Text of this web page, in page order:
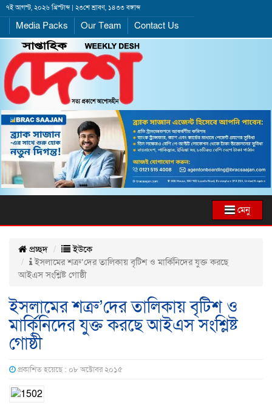
৭ই আগস্ট, ২০২৬ খ্রিস্টাব্দ | ২৩শে শ্রাবণ, ১৪৩৩ বঙ্গাব্দ
Media Packs Our Team Contact Us
মেনু
প্রচ্ছদ
ইউকে
ইসলামের শত্রু’দের তালিকায় বৃটিশ ও মার্কিনিদের যুক্ত করছে
আইএস সংশ্লিষ্ট গোষ্ঠী
ইসলামের শত্রু’দের তালিকায় বৃটিশ ও
মার্কিনিদের যুক্ত করছে আইএস সংশ্লিষ্ট
গোষ্ঠী
প্রকাশিত হয়েছে : ০৮ অক্টোবর ২০১৫